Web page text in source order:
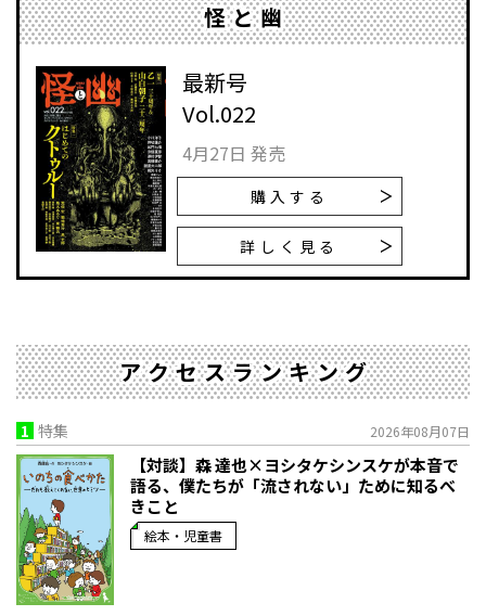
怪と幽
最新号
Vol.022
4月27日 発売
購入する
詳しく見る
アクセスランキング
1 特集 2026年08月07日
【対談】森 達也×ヨシタケシンスケが本音で
語る、僕たちが「流されない」ために知るべ
きこと
絵本・児童書